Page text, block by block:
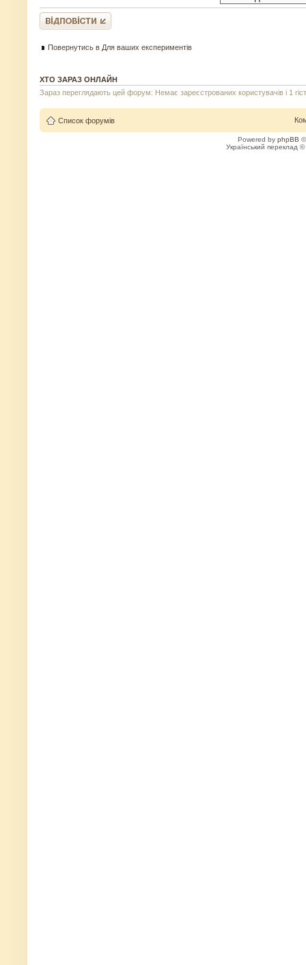
Відповісти
Повернутись в Для ваших експериментів
ХТО ЗАРАЗ ОНЛАЙН
Зараз переглядають цей форум: Немає зареєстрованих користувачів і 1
Список форумів
Powered by phpBB
Український переклад